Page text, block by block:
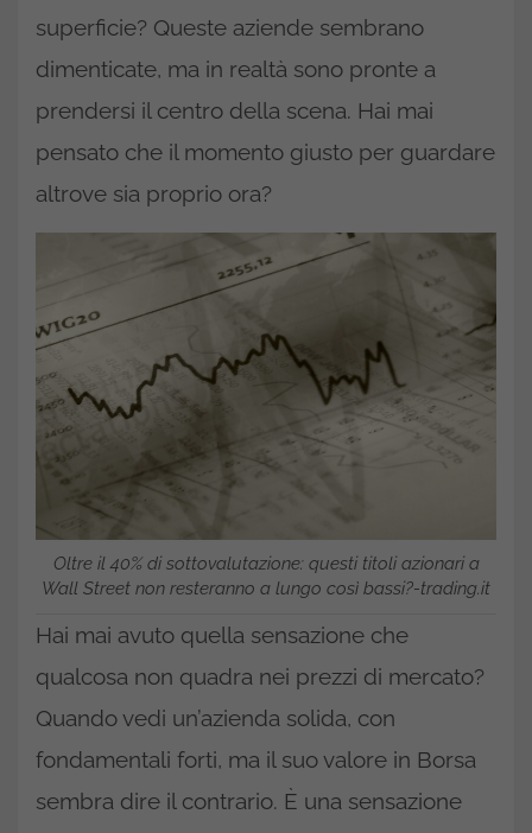
superficie? Queste aziende sembrano
dimenticate, ma in realtà sono pronte a
prendersi il centro della scena. Hai mai
pensato che il momento giusto per guardare
altrove sia proprio ora?
Oltre il 40% di sottovalutazione: questi titoli azionari a
Wall Street non resteranno a lungo così bassi?-trading.it
Hai mai avuto quella sensazione che
qualcosa non quadra nei prezzi di mercato?
Quando vedi un’azienda solida, con
fondamentali forti, ma il suo valore in Borsa
sembra dire il contrario. È una sensazione